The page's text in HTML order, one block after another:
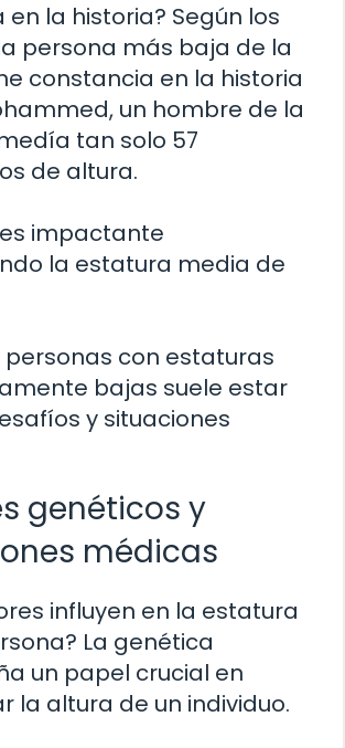
la historia? Según los
persona más baja de la
constancia en la historia
un hombre de la
tan solo 57
de altura.
impactante
la estatura media de
personas con estaturas
bajas suele estar
y situaciones
genéticos y
médicas
influyen en la estatura
La genética
un papel crucial en
la altura de un individuo.